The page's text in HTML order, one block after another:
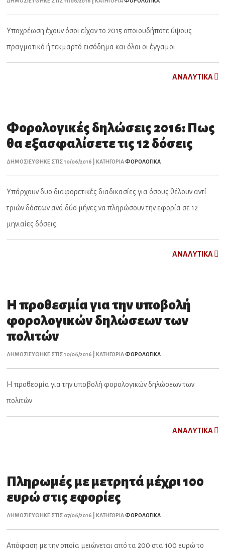
Υποχρέωση έχουν όσοι είχαν το 2015 οποιουδήποτε ύψους
πραγματικό ή τεκμαρτό εισόδημα και όλοι οι έγγαμοι
ΑNAΛYTIKA
Φορολογικές δηλώσεις 2016: Πως
θα εξασφαλίσετε τις 12 δόσεις
ΔΗΜΟΣΙΕΥΘΗΚΕ ΣΤΙΣ 10/06/2016 | ΚΑΤΗΓΟΡΙΑΦΟΡΟΛΟΓΙΚΑ
Υπάρχουν δυο διαφορετικές διαδικασίες για όσους θέλουν αντί
τριών δόσεων ανά δύο μήνες να πληρώσουν την εφορία σε 12
μηνιαίες δόσεις.
ΑNAΛYTIKA
Η προθεσμία για την υποβολή
φορολογικών δηλώσεων των
πολιτών
ΔΗΜΟΣΙΕΥΘΗΚΕ ΣΤΙΣ 10/06/2016 | ΚΑΤΗΓΟΡΙΑΦΟΡΟΛΟΓΙΚΑ
Η προθεσμία για την υποβολή φορολογικών δηλώσεων των
πολιτών
ΑNAΛYTIKA
Πληρωμές με μετρητά μέχρι 100
ευρώ στις εφορίες
ΔΗΜΟΣΙΕΥΘΗΚΕ ΣΤΙΣ 07/06/2016 | ΚΑΤΗΓΟΡΙΑΦΟΡΟΛΟΓΙΚΑ
Απόφαση με την οποία μειώνεται από τα 200 στα 100 ευρώ το